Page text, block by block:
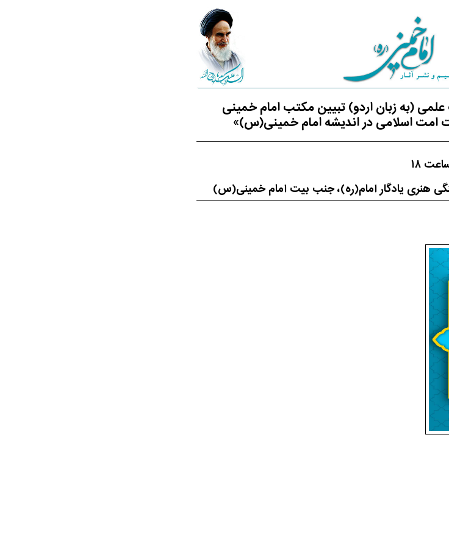
(به زبان اردو) تبیین مکتب امام خمینی
اسلامی در اندیشه امام خمینی(س)»
هنری یادگار امام(ره)، جنب بیت امام خمینی(س)